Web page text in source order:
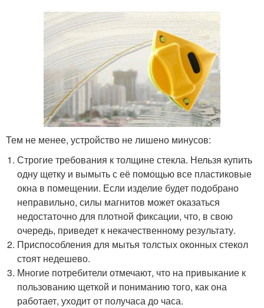
Тем не менее, устройство не лишено минусов:
Строгие требования к толщине стекла. Нельзя купить
одну щетку и вымыть с её помощью все пластиковые
окна в помещении. Если изделие будет подобрано
неправильно, силы магнитов может оказаться
недостаточно для плотной фиксации, что, в свою
очередь, приведет к некачественному результату.
Приспособления для мытья толстых оконных стекол
стоят недешево.
Многие потребители отмечают, что на привыкание к
пользованию щеткой и пониманию того, как она
работает, уходит от получаса до часа.